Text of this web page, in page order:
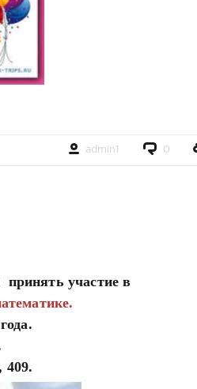
admin1 0
принять участие в
409.